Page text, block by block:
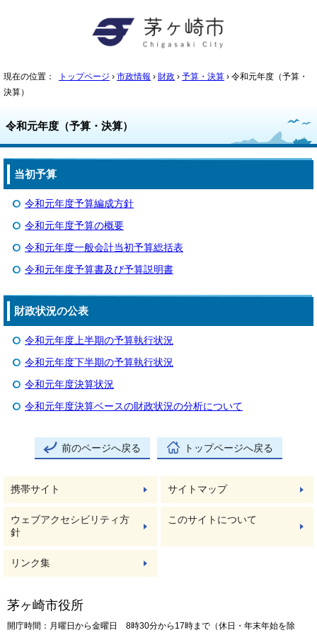
現在の位置： トップページ › 市政情報 › 財政 › 予算・決算 › 令和元年度（予算・
決算）
令和元年度（予算・決算）
当初予算
令和元年度予算編成方針
令和元年度予算の概要
令和元年度一般会計当初予算総括表
令和元年度予算書及び予算説明書
財政状況の公表
令和元年度上半期の予算執行状況
令和元年度下半期の予算執行状況
令和元年度決算状況
令和元年度決算ベースの財政状況の分析について
前のページへ戻る トップページへ戻る
携帯サイト サイトマップ
ウェブアクセシビリティ方
針
このサイトについて
リンク集
茅ヶ崎市役所
開庁時間：月曜日から金曜日 8時30分から17時まで（休日・年末年始を除